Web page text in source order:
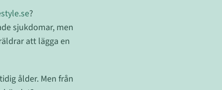
?
sjukdomar, men
att lägga en
ålder. Men från